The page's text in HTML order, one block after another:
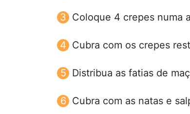
Coloque 4 crepes numa
Cubra com os crepes
Distribua as fatias de
Cubra com as natas e